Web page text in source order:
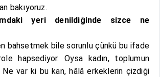
bakıyoruz.
yeri denildiğinde sizce ne
bahsetmek bile sorunlu çünkü bu ifade
hapsediyor. Oysa kadın, toplumun
Ne var ki bu kan, hâlâ erkeklerin çizdiği